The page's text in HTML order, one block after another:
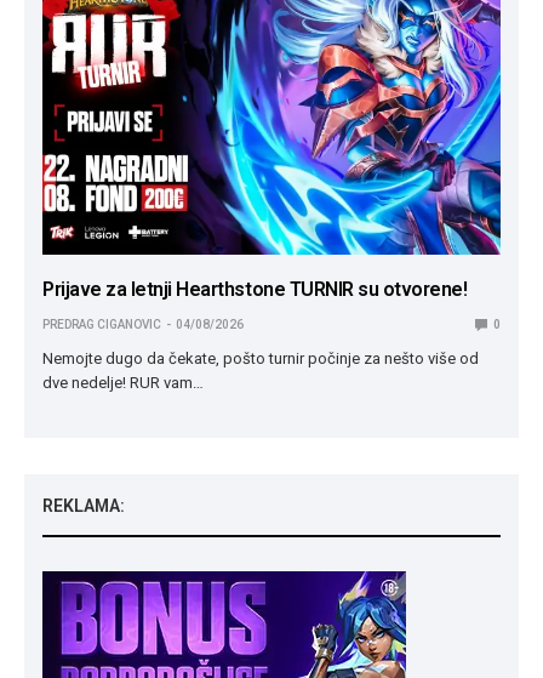
Prijave za letnji Hearthstone TURNIR su otvorene!
PREDRAG CIGANOVIC 04/08/2026 0
Nemojte dugo da čekate, pošto turnir počinje za nešto više od
dve nedelje! RUR vam…
REKLAMA: